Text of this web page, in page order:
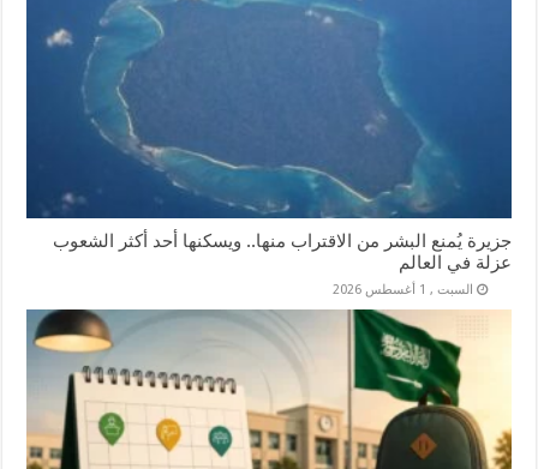
جزيرة يُمنع البشر من الاقتراب منها.. ويسكنها أحد أكثر الشعوب
عزلة في العالم
السبت , 1 أغسطس 2026